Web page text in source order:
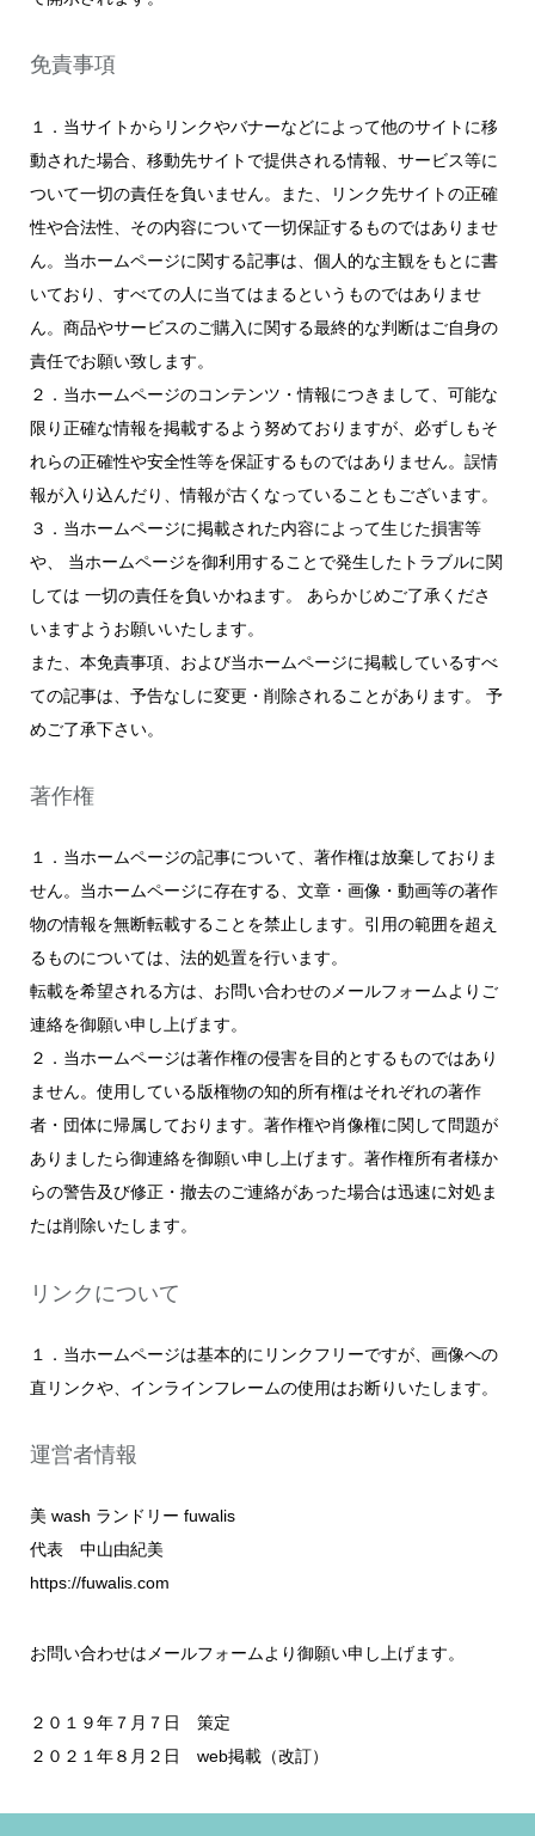
免責事項
１．当サイトからリンクやバナーなどによって他のサイトに移
動された場合、移動先サイトで提供される情報、サービス等に
ついて一切の責任を負いません。また、リンク先サイトの正確
性や合法性、その内容について一切保証するものではありませ
ん。当ホームページに関する記事は、個人的な主観をもとに書
いており、すべての人に当てはまるというものではありませ
ん。商品やサービスのご購入に関する最終的な判断はご自身の
責任でお願い致します。
２．当ホームページのコンテンツ・情報につきまして、可能な
限り正確な情報を掲載するよう努めておりますが、必ずしもそ
れらの正確性や安全性等を保証するものではありません。誤情
報が入り込んだり、情報が古くなっていることもございます。
３．当ホームページに掲載された内容によって生じた損害等
や、 当ホームページを御利用することで発生したトラブルに関
しては 一切の責任を負いかねます。 あらかじめご了承くださ
いますようお願いいたします。
また、本免責事項、および当ホームページに掲載しているすべ
ての記事は、予告なしに変更・削除されることがあります。 予
めご了承下さい。
著作権
１．当ホームページの記事について、著作権は放棄しておりま
せん。当ホームページに存在する、文章・画像・動画等の著作
物の情報を無断転載することを禁止します。引用の範囲を超え
るものについては、法的処置を行います。
転載を希望される方は、お問い合わせのメールフォームよりご
連絡を御願い申し上げます。
２．当ホームページは著作権の侵害を目的とするものではあり
ません。使用している版権物の知的所有権はそれぞれの著作
者・団体に帰属しております。著作権や肖像権に関して問題が
ありましたら御連絡を御願い申し上げます。著作権所有者様か
らの警告及び修正・撤去のご連絡があった場合は迅速に対処ま
たは削除いたします。
リンクについて
１．当ホームページは基本的にリンクフリーですが、画像への
直リンクや、インラインフレームの使用はお断りいたします。
運営者情報
美 wash ランドリー fuwalis
代表 中山由紀美
https://fuwalis.com
お問い合わせはメールフォームより御願い申し上げます。
２０１９年７月７日 策定
２０２１年８月２日 web掲載（改訂）